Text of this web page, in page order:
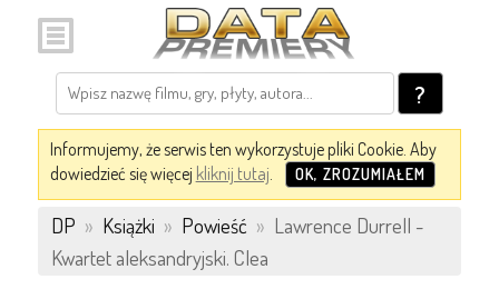
?
Informujemy, że serwis ten wykorzystuje pliki Cookie. Aby
dowiedzieć się więcej kliknij tutaj. OK, ZROZUMIAŁEM
DP » Książki » Powieść » Lawrence Durrell -
Kwartet aleksandryjski. Clea